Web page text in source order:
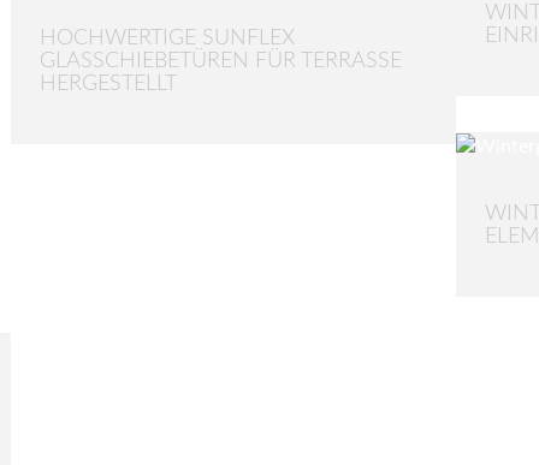
HOCHWERTIGE SUNFLEX
GLASSCHIEBETÜREN FÜR TERRASSE
HERGESTELLT